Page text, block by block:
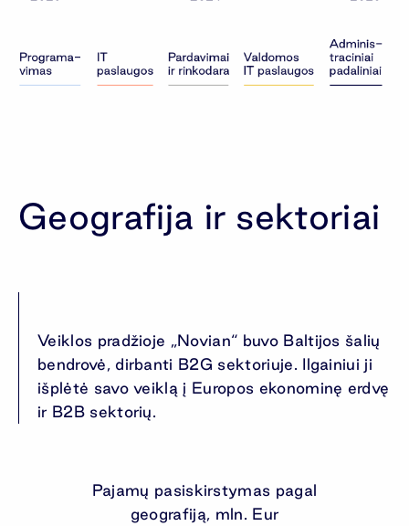
Geografija ir sektoriai
Veiklos pradžioje „Novian“ buvo Baltijos šalių
bendrovė, dirbanti B2G sektoriuje. Ilgainiui ji
išplėtė savo veiklą į Europos ekonominę erdvę
ir B2B sektorių.
Pajamų pasiskirstymas pagal
geografiją, mln. Eur